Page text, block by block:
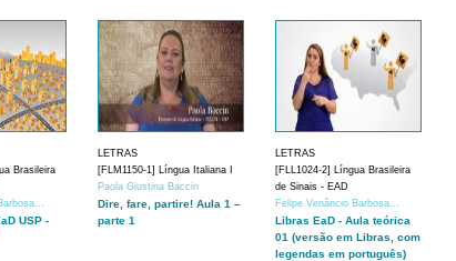
Brasileira
USP -
LETRAS
[FLM1150-1] Língua Italiana I
Paola Giustina Baccin
Dire, fare, partire! Aula 1 –
parte 1
LETRAS
[FLL1024-2] Língua Brasileira
de Sinais - EAD
Felipe Venâncio Barbosa...
Libras EaD - Aula teórica
01 (versão em Libras, com
legendas em português)